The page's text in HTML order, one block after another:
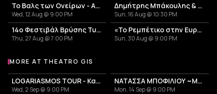
Το Βαλς των Ονείρων - Αφιέρωμα στον Άλκη Αλκαίο
Wed, 12 Aug @ 9:00 PM
Δημήτρης Μπάκουλης & Μαριάνα Κατσιμίχα
Sun, 16 Aug @ 10:30 PM
14ο Φεστιβάλ Βρύσης Τυρνάβου 2026
Thu, 27 Aug @ 7:00 PM
«Το Ρεμπέτικο στην Ευρώπη»: Μεγάλη συναυλία του Γιώργου Νταλάρα
Sun, 30 Aug @ 9:00 PM
More events at Theatro Gis
MORE AT THEATRO GIS
LOGARIASMOS TOUR - Κατερίνα Λιόλιου
Wed, 2 Sep @ 9:00 PM
ΝΑΤΑΣΣΑ ΜΠΟΦΙΛΙΟΥ ~ΜΕΤΡΗΜΑ~
Mon, 14 Sep @ 9:00 PM